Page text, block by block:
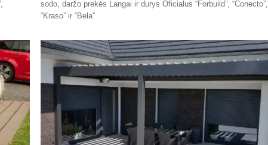
sodo, daržo prekės Langai ir durys Oficialus “Forbuild”, “Conecto”,
“Kraso” ir “Bela”